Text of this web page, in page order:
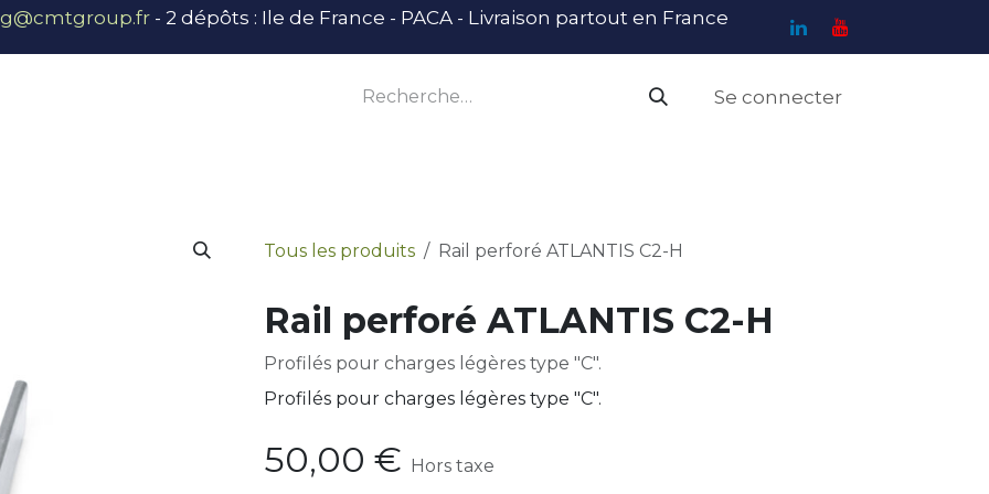
- 2 dépôts : Ile de France - PACA - Livraison partout en France
Se connecter
Tous les produits Rail perforé ATLANTIS C2-H
Rail perforé ATLANTIS C2-H
Profilés pour charges légères type "C".
Profilés pour charges légères type "C".
50,00 € Hors taxe